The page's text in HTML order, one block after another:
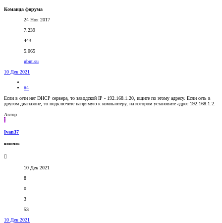
Команда форума
24 Ноя 2017
7.239
443
5.065
ubnt.su
10 Дек 2021
#4
Если в сети нет DHCP сервера, то заводской IP - 192.168.1.20, ищите по этому адресу. Если сеть в
другом диапазоне, то подключите напрямую к компьютеру, на котором установите адрес 192.168.1.2.
Автор
I
Ivan37
новичок
10 Дек 2021
8
0
3
53
10 Дек 2021